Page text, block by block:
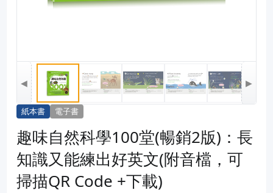
◀ ▶
紙本書 電子書
趣味自然科學100堂(暢銷2版)：長
知識又能練出好英文(附音檔，可
掃描QR Code +下載)